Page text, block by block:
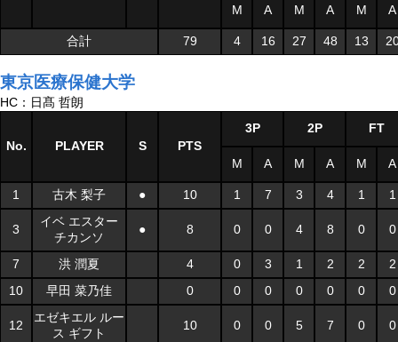
M A M A M A
合計 79 4 16 27 48 13
東京医療保健大学
HC：日髙 哲朗
No. PLAYER S PTS
3P 2P FT
M A M A M A
1 古木 梨子 ● 10 1 7 3 4 1 1
3
イベ エスター
チカンソ
● 8 0 0 4 8 0 0
7 洪 潤夏 4 0 3 1 2 2
2
10
早田 菜乃佳 0 0 0 0 0 0 0
12
エゼキエル ルー
ス ギフト
10 0 0 5 7 0 0